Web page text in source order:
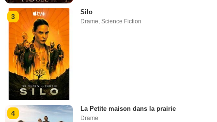
3
Silo
Drame,Science Fiction
4
La Petite maison dans la prairie
Drame